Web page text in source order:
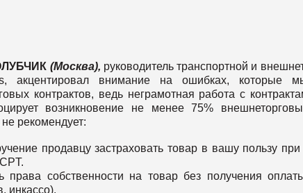
(Москва), руководитель транспортной и
акцентировал внимание на ошибках, которые
контрактов, ведь неграмотная работа с
возникновение не менее 75%
рекомендует:
продавцу застраховать товар в вашу пользу
права собственности на товар без получения
инкассо).